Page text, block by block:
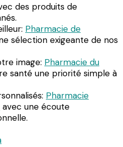
des produits de
Pharmacie de
sélection exigeante de nos
image: Pharmacie du
santé une priorité simple à
Pharmacie
avec une écoute